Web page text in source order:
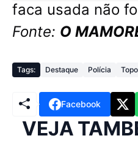
faca usada não
Fonte: O
Tags: Destaque Polícia Topo
Facebook
VEJA